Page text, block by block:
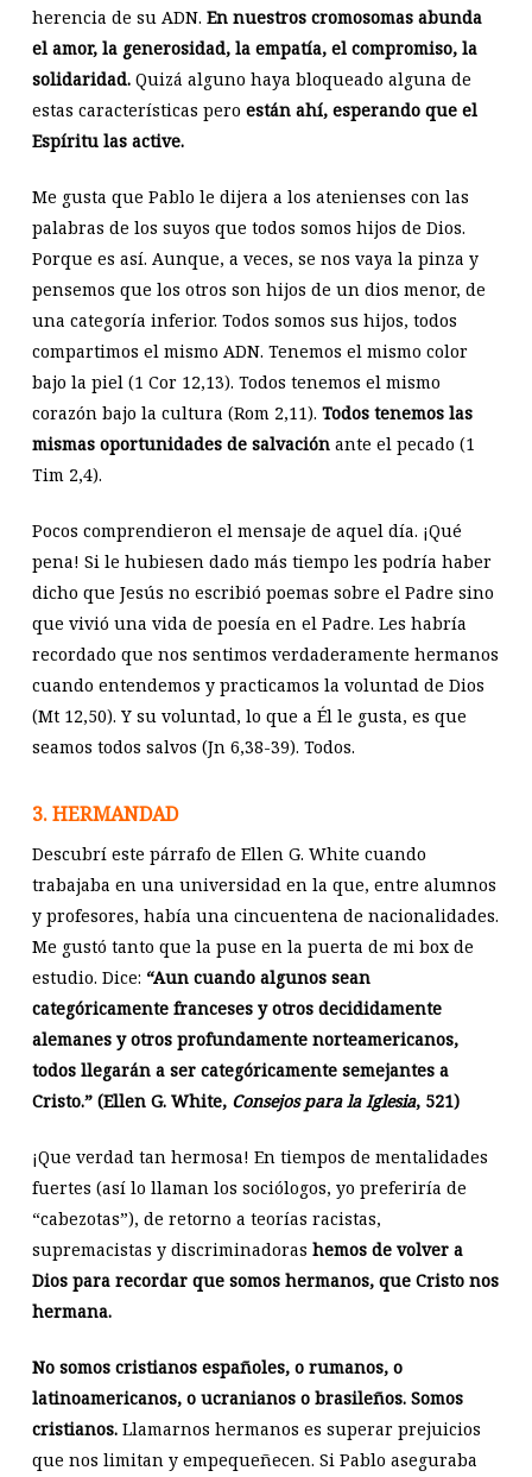
herencia de su ADN. En nuestros cromosomas abunda
el amor, la generosidad, la empatía, el compromiso, la
solidaridad.Quizá alguno haya bloqueado alguna de
estas características pero están ahí, esperando que el
Espíritu las active.
Me gusta que Pablo le dijera a los atenienses con las
palabras de los suyos que todos somos hijos de Dios.
Porque es así. Aunque, a veces, se nos vaya la pinza y
pensemos que los otros son hijos de un dios menor, de
una categoría inferior. Todos somos sus hijos, todos
compartimos el mismo ADN. Tenemos el mismo color
bajo la piel (1 Cor 12,13). Todos tenemos el mismo
corazón bajo la cultura (Rom 2,11). Todos tenemos las
mismas oportunidades de salvaciónante el pecado (1
Tim 2,4).
Pocos comprendieron el mensaje de aquel día. ¡Qué
pena! Si le hubiesen dado más tiempo les podría haber
dicho que Jesús no escribió poemas sobre el Padre sino
que vivió una vida de poesía en el Padre. Les habría
recordado que nos sentimos verdaderamente hermanos
cuando entendemos y practicamos la voluntad de Dios
(Mt 12,50). Y su voluntad, lo que a Él le gusta, es que
seamos todos salvos (Jn 6,38-39). Todos.
3. HERMANDAD
Descubrí este párrafo de Ellen G. White cuando
trabajaba en una universidad en la que, entre alumnos
y profesores, había una cincuentena de nacionalidades.
Me gustó tanto que la puse en la puerta de mi box de
estudio. Dice: “Aun cuando algunos sean
categóricamente franceses y otros decididamente
alemanes y otros profundamente norteamericanos,
todos llegarán a ser categóricamente semejantes a
Cristo.” (Ellen G. White, Consejos para la Iglesia, 521)
¡Que verdad tan hermosa! En tiempos de mentalidades
fuertes (así lo llaman los sociólogos, yo preferiría de
“cabezotas”), de retorno a teorías racistas,
supremacistas y discriminadoras hemos de volver a
Dios para recordar que somos hermanos, que Cristo nos
hermana.
No somos cristianos españoles, o rumanos, o
latinoamericanos, o ucranianos o brasileños. Somos
cristianos.Llamarnos hermanos es superar prejuicios
que nos limitan y empequeñecen. Si Pablo aseguraba